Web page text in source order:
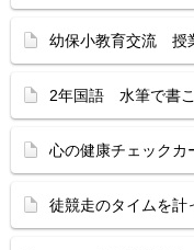
幼保小教育交流 授
2年国語 水筆で書
心の健康チェック
徒競走のタイムを計